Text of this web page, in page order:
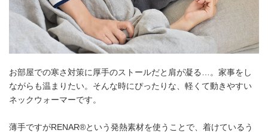
お部屋での寒さ対策に厚手のストールだと肩が凝る…。家事をし
ながらも温まりたい。そんな時にぴったりな、軽くて動きやすい
ネックウォーマーです。
薄手ですがRENAR®という発熱素材を使うことで、着けているう